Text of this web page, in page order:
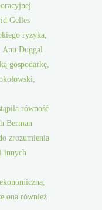
Gelles
ryzyka,
Anu Duggal
gospodarkę,
równość
Berman
zrozumienia
innych
ona również